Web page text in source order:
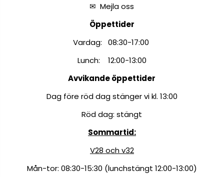
✉Mejla oss
Öppettider
Vardag: 08:30-17:00
Lunch: 12:00-13:00
Avvikande öppettider
Dag före röd dag stänger vi kl. 13:00
Röd dag: stängt
Sommartid:
V28 och v32
Mån-tor: 08:30-15:30 (lunchstängt 12:00-13:00)